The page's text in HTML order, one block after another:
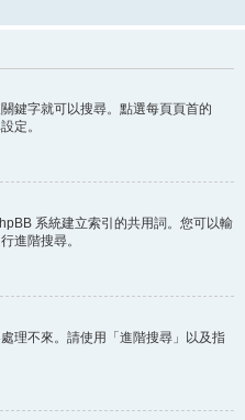
鍵字就可以搜尋。點選每頁頁首的
定。
系統建立索引的共用詞。您可以輸
進階搜尋。
理不來。請使用「進階搜尋」以及指